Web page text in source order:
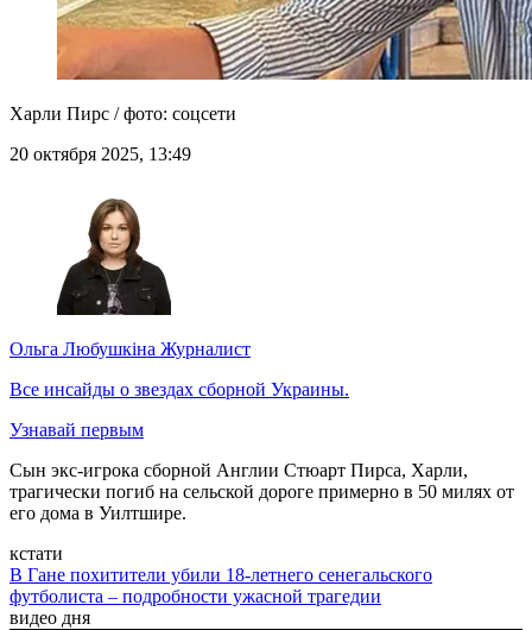
Харли Пирс / фото: соцсети
20 октября 2025, 13:49
Ольга Любушкіна Журналист
Все инсайды о звездах сборной Украины.
Узнавай первым
Сын экс-игрока сборной Англии Стюарт Пирса, Харли,
трагически погиб на сельской дороге примерно в 50 милях от
его дома в Уилтшире.
кстати
В Гане похитители убили 18-летнего сенегальского
футболиста – подробности ужасной трагедии
видео дня